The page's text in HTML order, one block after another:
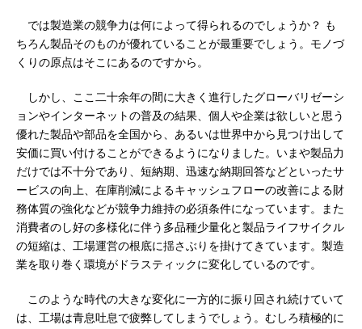
では製造業の競争力は何によって得られるのでしょうか？ も
ちろん製品そのものが優れていることが最重要でしょう。モノづ
くりの原点はそこにあるのですから。
しかし、ここ二十余年の間に大きく進行したグローバリゼーシ
ョンやインターネットの普及の結果、個人や企業は欲しいと思う
優れた製品や部品を全国から、あるいは世界中から見つけ出して
安価に買い付けることができるようになりました。いまや製品力
だけでは不十分であり、短納期、迅速な納期回答などといったサ
ービスの向上、在庫削減によるキャッシュフローの改善による財
務体質の強化などが競争力維持の必須条件になっています。また
消費者のし好の多様化に伴う多品種少量化と製品ライフサイクル
の短縮は、工場運営の根底に揺さぶりを掛けてきています。製造
業を取り巻く環境がドラスティックに変化しているのです。
このような時代の大きな変化に一方的に振り回され続けていて
は、工場は青息吐息で疲弊してしまうでしょう。むしろ積極的に